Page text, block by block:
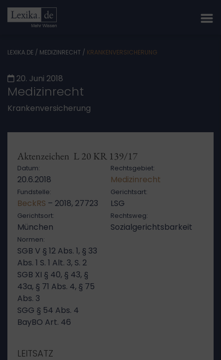
LEXIKA.DE / MEDIZINRECHT / KRANKENVERSICHERUNG
20. Juni 2018
Medizinrecht
Krankenversicherung
Aktenzeichen L 20 KR 139/17
Datum:
20.6.2018
Rechtsgebiet:
Medizinrecht
Fundstelle:
BeckRS – 2018, 27723
Gerichtsart:
LSG
Gerichtsort:
München
Rechtsweg:
Sozialgerichtsbarkeit
Normen:
SGB V § 12 Abs. 1, § 33
Abs. 1 S. 1 Alt. 3, S. 2
SGB XI § 40, § 43, §
43a, § 71 Abs. 4, § 75
Abs. 3
SGG § 54 Abs. 4
BayBO Art. 46
LEITSATZ